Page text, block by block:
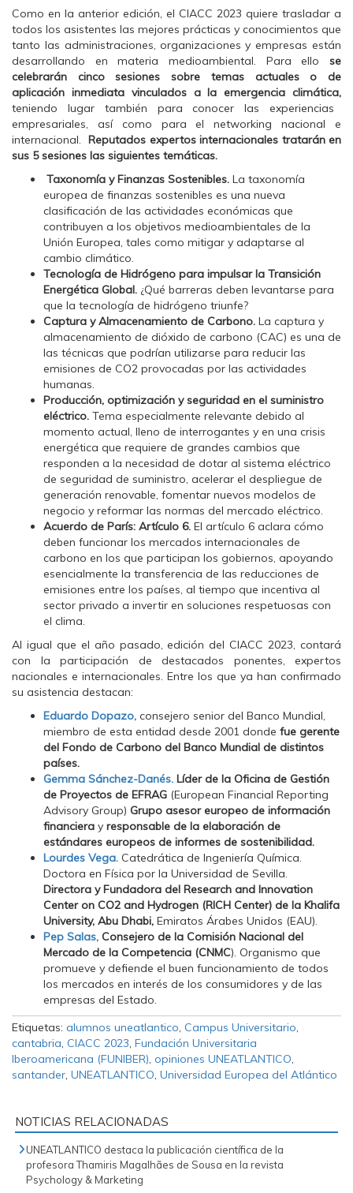
t
r
e
n
F
a
c
e
b
o
o
k
(
S
a
v
e
n
t
r
e
n
T
w
i
t
e
r
(
S
e
b
r
e
e
n
u
n
a
v
e
n
t
a
n
a
u
e
v
a
)
t
r
e
n
W
h
a
t
p
p
(
S
a
b
r
e
e
n
u
n
a
v
e
n
a
n
n
u
e
v
Como en la anterior edición, el CIACC 2023 quiere trasladar a
todos los asistentes las mejores prácticas y conocimientos que
tanto las administraciones, organizaciones y empresas están
desarrollando en materia medioambiental. Para ello se
celebrarán cinco sesiones sobre temas actuales o de
aplicación inmediata vinculados a la emergencia climática,
teniendo lugar también para conocer las experiencias
empresariales, así como para el networking nacional e
internacional. Reputados expertos internacionales tratarán en
sus 5 sesiones las siguientes temáticas.
Taxonomía y Finanzas Sostenibles. La taxonomía
europea de finanzas sostenibles es una nueva
clasificación de las actividades económicas que
contribuyen a los objetivos medioambientales de la
Unión Europea, tales como mitigar y adaptarse al
cambio climático.
Tecnología de Hidrógeno para impulsar la Transición
Energética Global. ¿Qué barreras deben levantarse para
que la tecnología de hidrógeno triunfe?
Captura y Almacenamiento de Carbono. La captura y
almacenamiento de dióxido de carbono (CAC) es una de
las técnicas que podrían utilizarse para reducir las
emisiones de CO2 provocadas por las actividades
humanas.
Producción, optimización y seguridad en el suministro
eléctrico. Tema especialmente relevante debido al
momento actual, lleno de interrogantes y en una crisis
energética que requiere de grandes cambios que
responden a la necesidad de dotar al sistema eléctrico
de seguridad de suministro, acelerar el despliegue de
generación renovable, fomentar nuevos modelos de
negocio y reformar las normas del mercado eléctrico.
Acuerdo de París: Artículo 6. El artículo 6 aclara cómo
deben funcionar los mercados internacionales de
carbono en los que participan los gobiernos, apoyando
esencialmente la transferencia de las reducciones de
emisiones entre los países, al tiempo que incentiva al
sector privado a invertir en soluciones respetuosas con
el clima.
Al igual que el año pasado, edición del CIACC 2023, contará
con la participación de destacados ponentes, expertos
nacionales e internacionales. Entre los que ya han confirmado
su asistencia destacan:
Eduardo Dopazo, consejero senior del Banco Mundial,
miembro de esta entidad desde 2001 donde fue gerente
del Fondo de Carbono del Banco Mundial de distintos
países.
Gemma Sánchez-Danés. Líder de la Oficina de Gestión
de Proyectos de EFRAG (European Financial Reporting
Advisory Group) Grupo asesor europeo de información
financiera y responsable de la elaboración de
estándares europeos de informes de sostenibilidad.
Lourdes Vega. Catedrática de Ingeniería Química.
Doctora en Física por la Universidad de Sevilla.
Directora y Fundadora del Research and Innovation
Center on CO2 and Hydrogen (RICH Center) de la Khalifa
University, Abu Dhabi, Emiratos Árabes Unidos (EAU).
Pep Salas, Consejero de la Comisión Nacional del
Mercado de la Competencia (CNMC). Organismo que
promueve y defiende el buen funcionamiento de todos
los mercados en interés de los consumidores y de las
empresas del Estado.
Etiquetas: alumnos uneatlantico, Campus Universitario,
cantabria, CIACC 2023, Fundación Universitaria
Iberoamericana (FUNIBER), opiniones UNEATLANTICO,
santander, UNEATLANTICO, Universidad Europea del Atlántico
NOTICIAS RELACIONADAS
UNEATLANTICO destaca la publicación científica de la
profesora Thamiris Magalhães de Sousa en la revista
Psychology & Marketing